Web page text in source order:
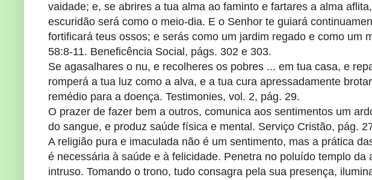
vaidade; e, se abrires a tua alma ao faminto e fartares a alma
escuridão será como o meio-dia. E o Senhor te guiará
fortificará teus ossos; e serás como um jardim regado e como um
58:8-11. Beneficência Social, págs. 302 e 303.
Se agasalhares o nu, e recolheres os pobres ... em tua casa, e
romperá a tua luz como a alva, e a tua cura apressadamente
remédio para a doença. Testimonies, vol. 2, pág. 29.
O prazer de fazer bem a outros, comunica aos sentimentos um
do sangue, e produz saúde física e mental. Serviço Cristão, pág.
A religião pura e imaculada não é um sentimento, mas a prática
é necessária à saúde e à felicidade. Penetra no poluído templo
intruso. Tomando o trono, tudo consagra pela sua presença,